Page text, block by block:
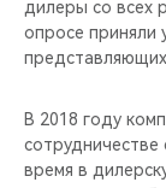
дилеры со всех
опросе приняли
представляющих
В 2018 году
время в